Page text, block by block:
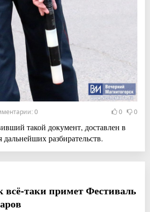
0 0 0
такой документ, доставлен в
разбирательств.
всё-таки примет Фестиваль